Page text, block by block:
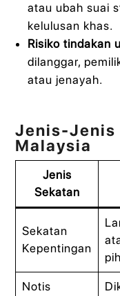
atau ubah suai
kelulusan khas.
Risiko tindakan
dilanggar,
atau jenayah.
Jenis-Jenis
Malaysia
Jenis
Sekatan
Sekatan
Kepentingan
Notis